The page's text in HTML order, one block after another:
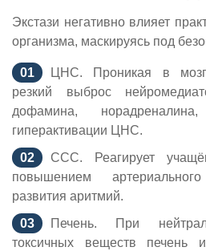
Экстази негативно влияет
организма, маскируясь под
ЦНС. Проникая в
резкий выброс
дофамина,
гиперактивации ЦНС.
ССС. Реагирует
повышением
развития аритмий.
Печень. При
токсичных веществ печень